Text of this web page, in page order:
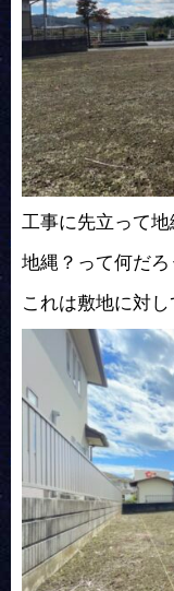
工事に先立って地
地縄？って何だろ
これは敷地に対